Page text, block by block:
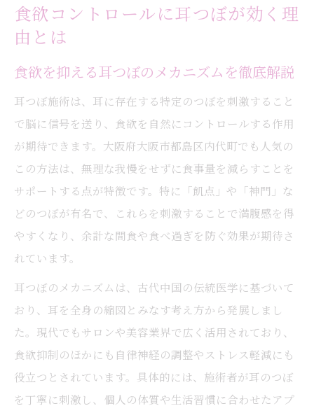
食欲コントロールに耳つぼが効く理
由とは
食欲を抑える耳つぼのメカニズムを徹底解説
耳つぼ施術は、耳に存在する特定のつぼを刺激すること
で脳に信号を送り、食欲を自然にコントロールする作用
が期待できます。大阪府大阪市都島区内代町でも人気の
この方法は、無理な我慢をせずに食事量を減らすことを
サポートする点が特徴です。特に「飢点」や「神門」な
どのつぼが有名で、これらを刺激することで満腹感を得
やすくなり、余計な間食や食べ過ぎを防ぐ効果が期待さ
れています。
耳つぼのメカニズムは、古代中国の伝統医学に基づいて
おり、耳を全身の縮図とみなす考え方から発展しまし
た。現代でもサロンや美容業界で広く活用されており、
食欲抑制のほかにも自律神経の調整やストレス軽減にも
役立つとされています。具体的には、施術者が耳のつぼ
を丁寧に刺激し、個人の体質や生活習慣に合わせたアプ